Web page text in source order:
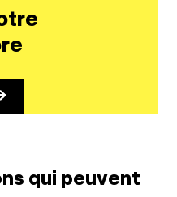
qui peuvent